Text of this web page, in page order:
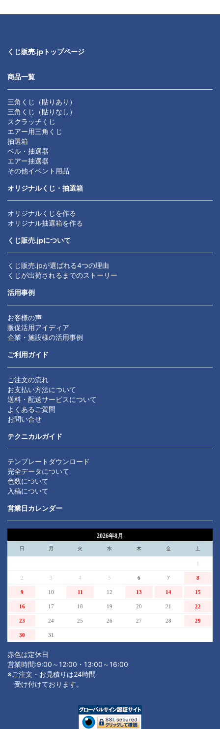
くじ販売.jpトップページ
商品一覧
三角くじ（貼りあり）
三角くじ（貼りなし）
スクラッチくじ
エアー用三角くじ
抽選箱
ベル・抽選器
エアー抽選器
その他イベント用品
オリジナルくじ・抽選箱
オリジナルくじを作る
オリジナル抽選箱を作る
くじ販売.jpについて
くじ販売.jpが選ばれる4つの理由
くじが出荷されるまでのストーリー
活用事例
お客様の声
販促活用アイディア
企業・施設様の活用事例
ご利用ガイド
ご注文の流れ
お支払い方法について
送料・配送サービスについて
よくあるご質問
お問い合せ
テクニカルガイド
テンプレートダウンロード
完全データについて
色数について
入稿について
営業日カレンダー
2026年8月
日 月 火 水 木 金 土
1
2 3 4 5 6 7 8
9 10 11 12 13 14 15
16 17 18 19 20 21 22
23 24 25 26 27 28 29
30 31
赤色は定休日
営業時間:9:00～12:00・13:00～16:00
※ご注文・お見積りは24時間
受け付けております。